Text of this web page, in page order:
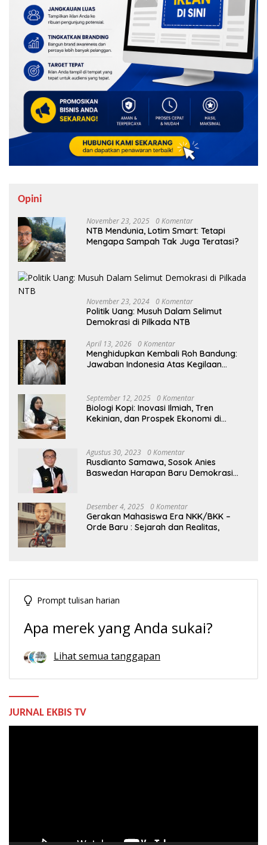
Opini
November 23, 2025 0 Komentar
NTB Mendunia, Lotim Smart: Tetapi
Mengapa Sampah Tak Juga Teratasi?
November 23, 2024 0 Komentar
Politik Uang: Musuh Dalam Selimut
Demokrasi di Pilkada NTB
April 13, 2026 0 Komentar
Menghidupkan Kembali Roh Bandung:
Jawaban Indonesia Atas Kegilaan
September 12, 2025 0 Komentar
Biologi Kopi: Inovasi Ilmiah, Tren
Kekinian, dan Prospek Ekonomi di
Agustus 30, 2023 0 Komentar
Rusdianto Samawa, Sosok Anies
Baswedan Harapan Baru Demokrasi
Desember 4, 2025 0 Komentar
Gerakan Mahasiswa Era NKK/BKK –
Orde Baru : Sejarah dan Realitas,
Prompt tulisan harian
Apa merek yang Anda sukai?
Lihat semua tanggapan
JURNAL EKBIS TV